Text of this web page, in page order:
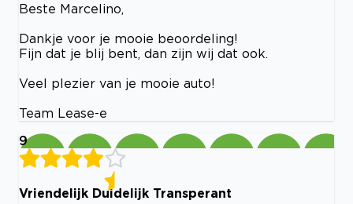
Beste Marcelino,
Dankje voor je mooie beoordeling!
Fijn dat je blij bent, dan zijn wij dat ook.
Veel plezier van je mooie auto!
Team Lease-e
9
Vriendelijk Duidelijk Transperant